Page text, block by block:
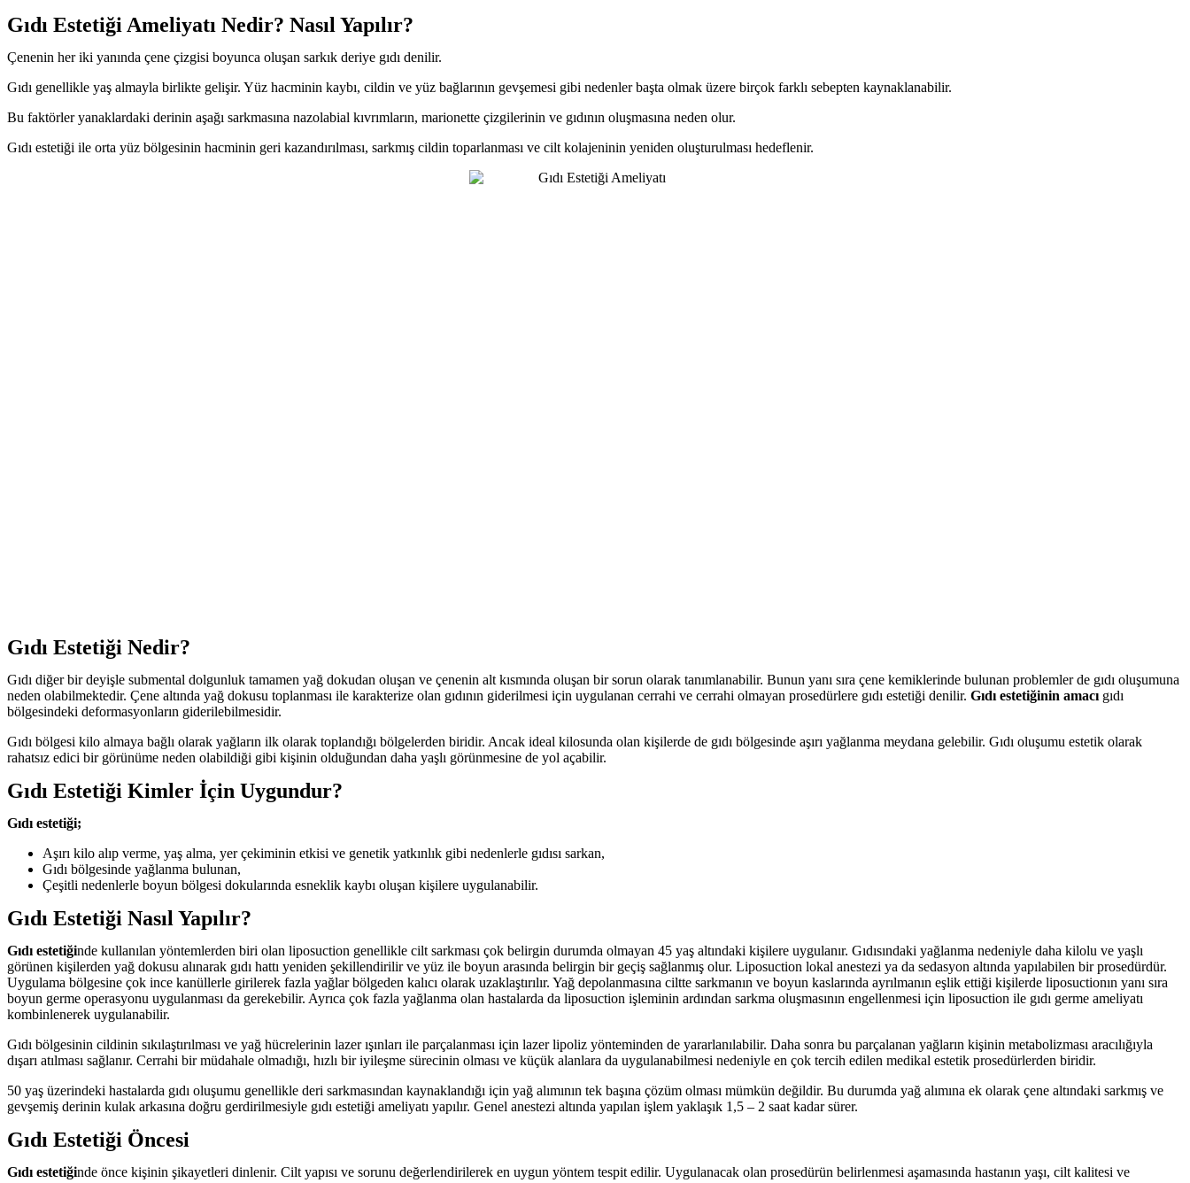
Gıdı Estetiği Ameliyatı Nedir? Nasıl Yapılır?
Çenenin her iki yanında çene çizgisi boyunca oluşan sarkık deriye gıdı denilir.
Gıdı genellikle yaş almayla birlikte gelişir. Yüz hacminin kaybı, cildin ve yüz bağlarının gevşemesi gibi nedenler başta olmak üzere birçok farklı sebepten kaynaklanabilir.
Bu faktörler yanaklardaki derinin aşağı sarkmasına nazolabial kıvrımların, marionette çizgilerinin ve gıdının oluşmasına neden olur.
Gıdı estetiği ile orta yüz bölgesinin hacminin geri kazandırılması, sarkmış cildin toparlanması ve cilt kolajeninin yeniden oluşturulması hedeflenir.
Gıdı Estetiği Nedir?
Gıdı diğer bir deyişle submental dolgunluk tamamen yağ dokudan oluşan ve çenenin alt kısmında oluşan bir sorun olarak tanımlanabilir. Bunun yanı sıra çene kemiklerinde bulunan problemler de gıdı oluşumuna
neden olabilmektedir. Çene altında yağ dokusu toplanması ile karakterize olan gıdının giderilmesi için uygulanan cerrahi ve cerrahi olmayan prosedürlere gıdı estetiği denilir. Gıdı estetiğinin amacı gıdı
bölgesindeki deformasyonların giderilebilmesidir.
Gıdı bölgesi kilo almaya bağlı olarak yağların ilk olarak toplandığı bölgelerden biridir. Ancak ideal kilosunda olan kişilerde de gıdı bölgesinde aşırı yağlanma meydana gelebilir. Gıdı oluşumu estetik olarak
rahatsız edici bir görünüme neden olabildiği gibi kişinin olduğundan daha yaşlı görünmesine de yol açabilir.
Gıdı Estetiği Kimler İçin Uygundur?
Gıdı estetiği;
Aşırı kilo alıp verme, yaş alma, yer çekiminin etkisi ve genetik yatkınlık gibi nedenlerle gıdısı sarkan,
Gıdı bölgesinde yağlanma bulunan,
Çeşitli nedenlerle boyun bölgesi dokularında esneklik kaybı oluşan kişilere uygulanabilir.
Gıdı Estetiği Nasıl Yapılır?
Gıdı estetiğinde kullanılan yöntemlerden biri olan liposuction genellikle cilt sarkması çok belirgin durumda olmayan 45 yaş altındaki kişilere uygulanır. Gıdısındaki yağlanma nedeniyle daha kilolu ve yaşlı
görünen kişilerden yağ dokusu alınarak gıdı hattı yeniden şekillendirilir ve yüz ile boyun arasında belirgin bir geçiş sağlanmış olur. Liposuction lokal anestezi ya da sedasyon altında yapılabilen bir prosedürdür.
Uygulama bölgesine çok ince kanüllerle girilerek fazla yağlar bölgeden kalıcı olarak uzaklaştırılır. Yağ depolanmasına ciltte sarkmanın ve boyun kaslarında ayrılmanın eşlik ettiği kişilerde liposuctionın yanı sıra
boyun germe operasyonu uygulanması da gerekebilir. Ayrıca çok fazla yağlanma olan hastalarda da liposuction işleminin ardından sarkma oluşmasının engellenmesi için liposuction ile gıdı germe ameliyatı
kombinlenerek uygulanabilir.
Gıdı bölgesinin cildinin sıkılaştırılması ve yağ hücrelerinin lazer ışınları ile parçalanması için lazer lipoliz yönteminden de yararlanılabilir. Daha sonra bu parçalanan yağların kişinin metabolizması aracılığıyla
dışarı atılması sağlanır. Cerrahi bir müdahale olmadığı, hızlı bir iyileşme sürecinin olması ve küçük alanlara da uygulanabilmesi nedeniyle en çok tercih edilen medikal estetik prosedürlerden biridir.
50 yaş üzerindeki hastalarda gıdı oluşumu genellikle deri sarkmasından kaynaklandığı için yağ alımının tek başına çözüm olması mümkün değildir. Bu durumda yağ alımına ek olarak çene altındaki sarkmış ve
gevşemiş derinin kulak arkasına doğru gerdirilmesiyle gıdı estetiği ameliyatı yapılır. Genel anestezi altında yapılan işlem yaklaşık 1,5 – 2 saat kadar sürer.
Gıdı Estetiği Öncesi
Gıdı estetiğinde önce kişinin şikayetleri dinlenir. Cilt yapısı ve sorunu değerlendirilerek en uygun yöntem tespit edilir. Uygulanacak olan prosedürün belirlenmesi aşamasında hastanın yaşı, cilt kalitesi ve